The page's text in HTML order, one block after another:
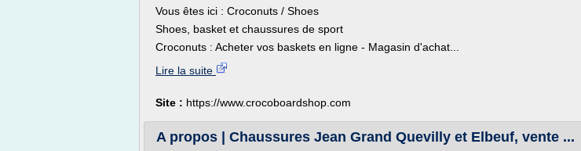
Vous êtes ici : Croconuts / Shoes
Shoes, basket et chaussures de sport
Croconuts : Acheter vos baskets en ligne - Magasin d'achat...
Lire la suite
Site : https://www.crocoboardshop.com
A propos | Chaussures Jean Grand Quevilly et Elbeuf, vente ...